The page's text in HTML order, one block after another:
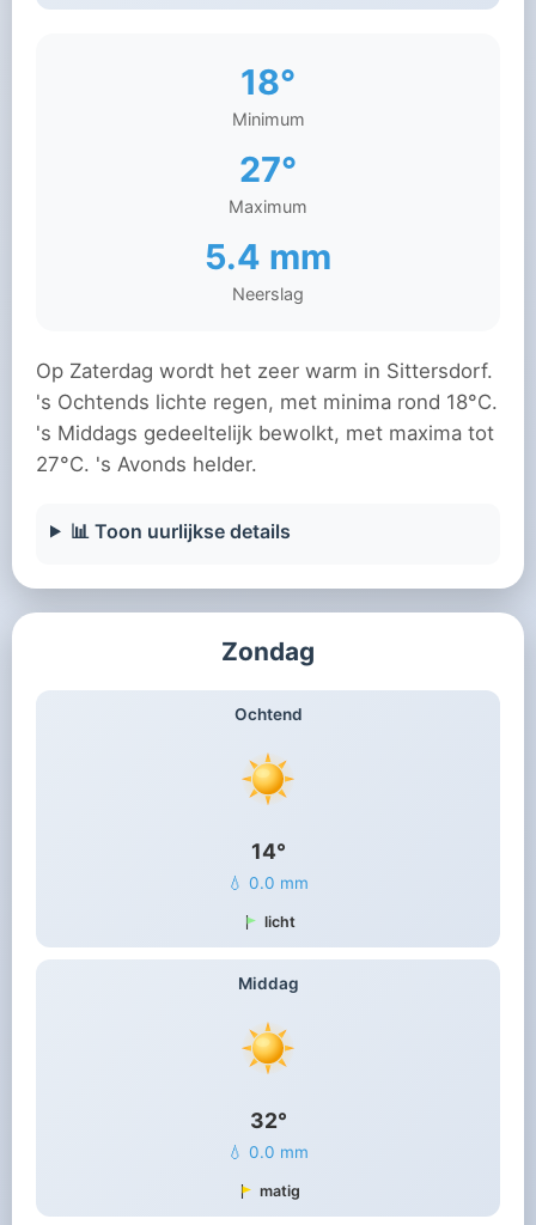
18°
Minimum
27°
Maximum
5.4 mm
Neerslag
Op Zaterdag wordt het zeer warm in Sittersdorf.
's Ochtends lichte regen, met minima rond 18°C.
's Middags gedeeltelijk bewolkt, met maxima tot
27°C. 's Avonds helder.
📊 Toon uurlijkse details
Zondag
Ochtend
14°
💧 0.0 mm
licht
Middag
32°
💧 0.0 mm
matig